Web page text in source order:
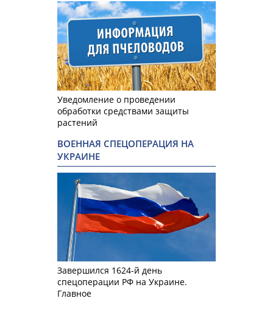
Уведомление о проведении
обработки средствами защиты
растений
ВОЕННАЯ СПЕЦОПЕРАЦИЯ НА
УКРАИНЕ
Завершился 1624-й день
спецоперации РФ на Украине.
Главное